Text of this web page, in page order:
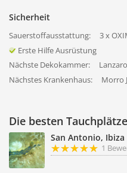
Sicherheit
Sauerstoffausstattung:
3 x
Erste Hilfe Ausrüstung
Nächste Dekokammer:
Nächstes Krankenhaus:
Morro
Die besten Tauchplätze
San Antonio, Ibiza
1